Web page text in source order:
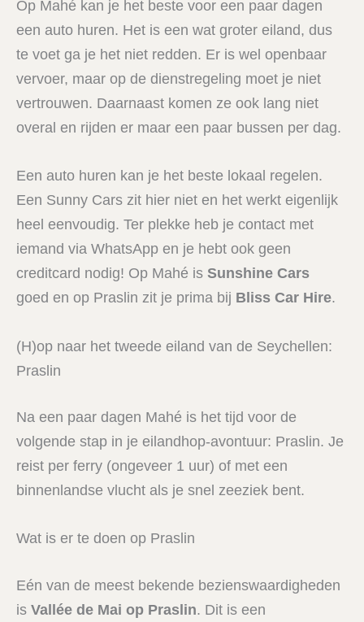
Op Mahé kan je het beste voor een paar dagen
een auto huren. Het is een wat groter eiland, dus
te voet ga je het niet redden. Er is wel openbaar
vervoer, maar op de dienstregeling moet je niet
vertrouwen. Daarnaast komen ze ook lang niet
overal en rijden er maar een paar bussen per dag.
Een auto huren kan je het beste lokaal regelen.
Een Sunny Cars zit hier niet en het werkt eigenlijk
heel eenvoudig. Ter plekke heb je contact met
iemand via WhatsApp en je hebt ook geen
creditcard nodig! Op Mahé is Sunshine Cars
goed en op Praslin zit je prima bij Bliss Car Hire.
(H)op naar het tweede eiland van de Seychellen:
Praslin
Na een paar dagen Mahé is het tijd voor de
volgende stap in je eilandhop-avontuur: Praslin. Je
reist per ferry (ongeveer 1 uur) of met een
binnenlandse vlucht als je snel zeeziek bent.
Wat is er te doen op Praslin
Eén van de meest bekende bezienswaardigheden
is Vallée de Mai op Praslin. Dit is een